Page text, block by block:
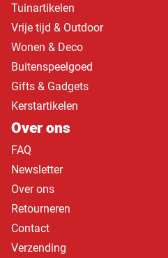
Tuinartikelen
Vrije tijd & Outdoor
Wonen & Deco
Buitenspeelgoed
Gifts & Gadgets
Kerstartikelen
Over ons
FAQ
Newsletter
Over ons
Retourneren
Contact
Verzending